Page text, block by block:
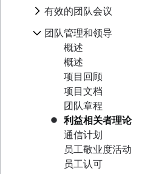
IT 项目管理
活动项目管理指南 [2025]
施工项目管理
施工项目管理软件
如何跟踪项目进度
Project initiation
What is project
项目启动会议
项目目标
Project milestones
设置目标
概述
创建愿景和使命
目标类型
角色和职责
项目角色
项目规划
来自高级用户的内部
协作式内容创作
名义群组法
自我管理
团队项目管理
审批流程
团队与利益相关者的
概述
头脑风暴技巧
头脑风暴会议
使用 Confluence 白
出）
有效的团队会议
概述
协作会议
怎么减少会议次数
会议记录和议程
会议节奏
会议反思
团队管理和领导
概述
概述
项目回顾
项目文档
团队章程
利益相关者理论
通信计划
员工敬业度活动
员工认可